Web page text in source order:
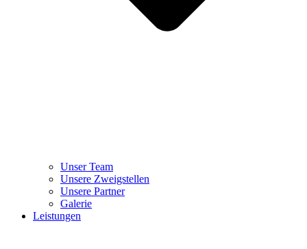
Unser Team
Unsere Zweigstellen
Unsere Partner
Galerie
Leistungen